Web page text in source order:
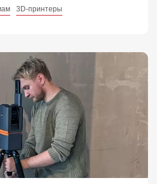
3D-принтеры